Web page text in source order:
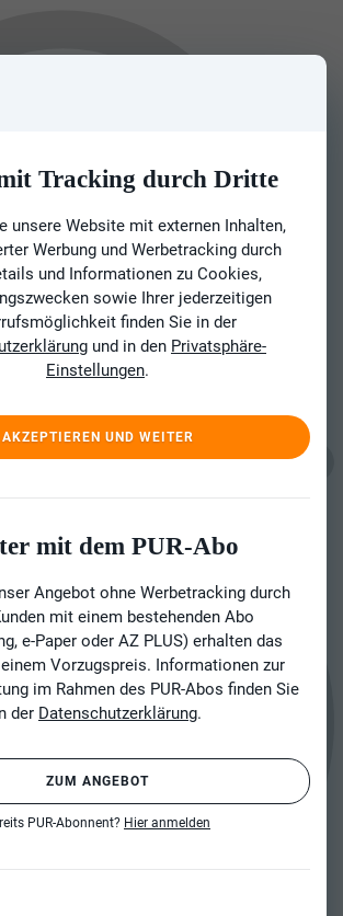
Tracking durch Dritte
unsere Website mit externen Inhalten,
Werbung und Werbetracking durch
und Informationen zu Cookies,
sowie Ihrer jederzeitigen
finden Sie in der
und in den Privatsphäre-
Einstellungen.
AKZEPTIEREN UND WEITER
mit dem PUR-Abo
Angebot ohne Werbetracking durch
mit einem bestehenden Abo
e-Paper oder AZ PLUS) erhalten das
einem Vorzugspreis. Informationen zur
im Rahmen des PUR-Abos finden Sie
der Datenschutzerklärung.
ZUM ANGEBOT
PUR-Abonnent? Hier anmelden